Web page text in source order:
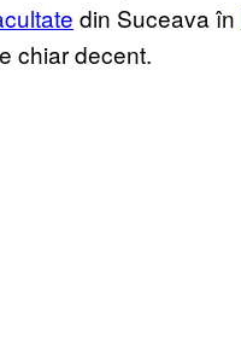
din Suceava în
chiar decent.